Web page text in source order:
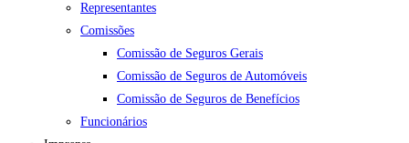
Representantes
Comissões
Comissão de Seguros Gerais
Comissão de Seguros de Automóveis
Comissão de Seguros de Benefícios
Funcionários